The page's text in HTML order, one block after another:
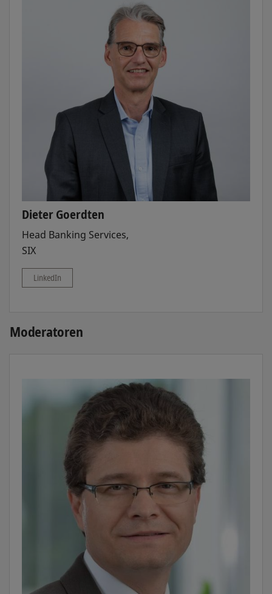
Dieter Goerdten
Head Banking Services,
SIX
LinkedIn
Moderatoren